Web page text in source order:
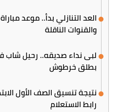
العد التنازلي بدأ.. موعد
والقنوات الناقلة
لبى نداء صديقه.. رحيل شاب
بطلق خرطوش
رابط الاستعلام